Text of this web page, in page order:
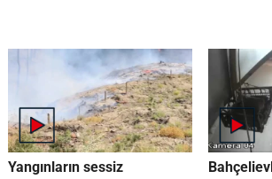
Yangınların sessiz